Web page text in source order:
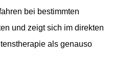
bei bestimmten
und zeigt sich im direkten
als genauso